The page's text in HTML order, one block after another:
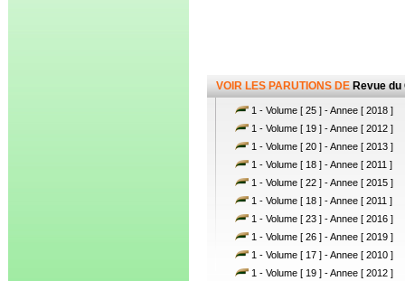
VOIR LES PARUTIONS DE Revue du
1 - Volume [ 25 ] - Annee [ 2018 ]
1 - Volume [ 19 ] - Annee [ 2012 ]
1 - Volume [ 20 ] - Annee [ 2013 ]
1 - Volume [ 18 ] - Annee [ 2011 ]
1 - Volume [ 22 ] - Annee [ 2015 ]
1 - Volume [ 18 ] - Annee [ 2011 ]
1 - Volume [ 23 ] - Annee [ 2016 ]
1 - Volume [ 26 ] - Annee [ 2019 ]
1 - Volume [ 17 ] - Annee [ 2010 ]
1 - Volume [ 19 ] - Annee [ 2012 ]